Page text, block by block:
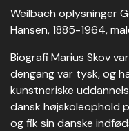
Weilbach oplysninger
Hansen, 1885-1964,
Biografi Marius Skov
dengang var tysk, og
kunstneriske
dansk højskoleophold
og fik sin danske